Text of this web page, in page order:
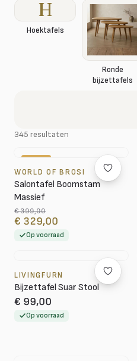
H
Hoektafels
Ronde
bijzettafels
345 resultaten
WORLD OF BROSI
Salontafel Boomstam
Massief
€ 399,00
€ 329,00
Op voorraad
LIVINGFURN
Bijzettafel Suar Stool
€ 99,00
Op voorraad